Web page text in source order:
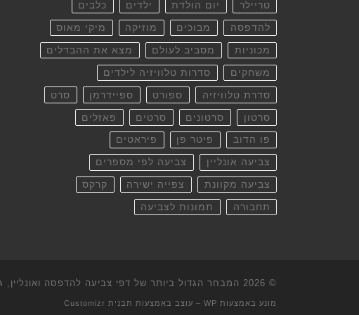
טריילר יום הולדת ילדים כלבים
להדפסה מבוכים מוזיקה מיקי מאוס
מכוניות מסביב לעולם מצא את ההבדלים
משחקים סדרות טלוויזיה לילדים
סדרת טלוויזיה ספורט ספיידרמן סרט
סרטון סרטונים סרטים פאזלים
פו הדוב פיטר פן פיראטים
צביעה אונליין צביעה לפי מספרים
צביעה מקוונת צפייה ישירה קרקס
תחבורה תמונות לצביעה
© 2026 המבחר הגדול ביותר של דפי צביעה להדפסה ואונליין,
מונע באמצעות WP – עוצב באמצעות תבנית Customizr